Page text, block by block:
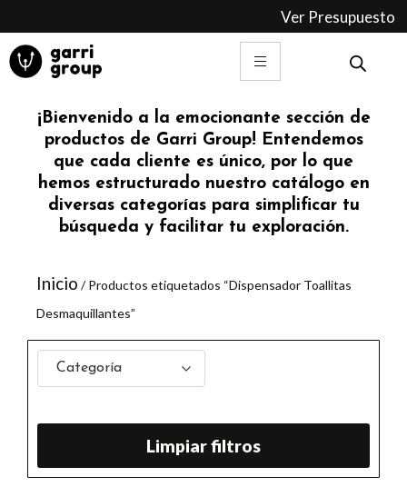
contenido
Ver Presupuesto
¡Bienvenido a la emocionante sección de
productos de Garri Group! Entendemos
que cada cliente es único, por lo que
hemos estructurado nuestro catálogo en
diversas categorías para simplificar tu
búsqueda y facilitar tu exploración.
Inicio / Productos etiquetados “Dispensador Toallitas
Desmaquillantes”
Categoría
Limpiar filtros